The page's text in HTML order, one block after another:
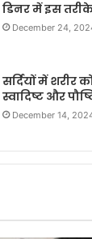
डिनर में इस
December 24,
सर्दियों में शरीर
स्वादिष्ट और
December 14,